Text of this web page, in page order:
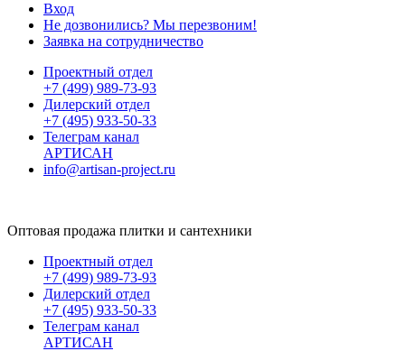
Вход
Не дозвонились? Мы перезвоним!
Заявка на сотрудничество
Проектный отдел
+7 (499) 989-73-93
Дилерский отдел
+7 (495) 933-50-33
Телеграм канал
АРТИСАН
info@artisan-project.ru
Оптовая продажа плитки и сантехники
Проектный отдел
+7 (499) 989-73-93
Дилерский отдел
+7 (495) 933-50-33
Телеграм канал
АРТИСАН